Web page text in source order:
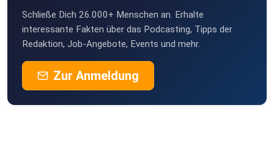
Schließe Dich 26.000+ Menschen an. Erhalte
interessante Fakten über das Podcasting, Tipps der
Redaktion, Job-Angebote, Events und mehr.
Zur Anmeldung